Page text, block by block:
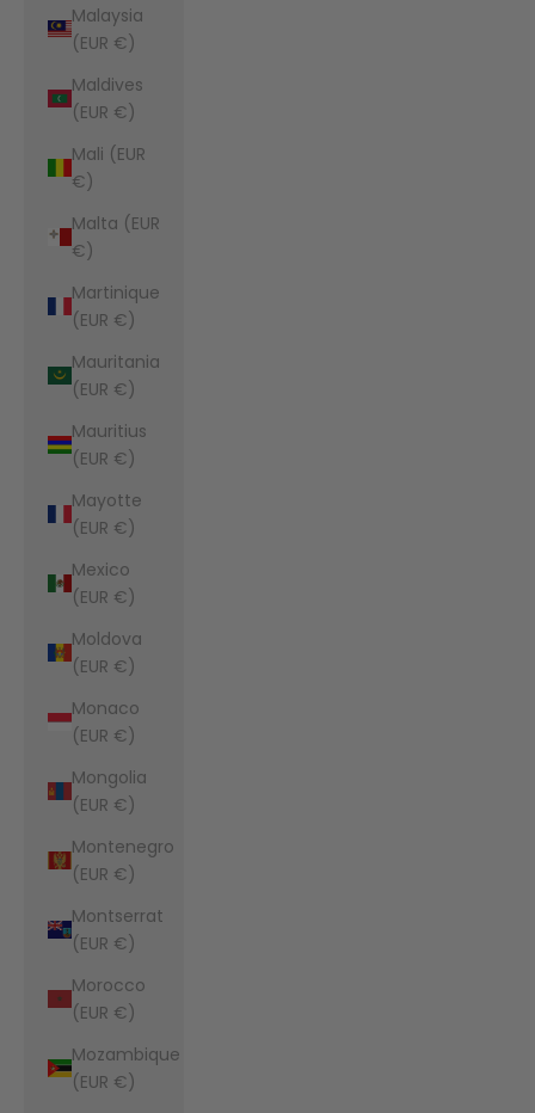
Malaysia
(EUR €)
Maldives
(EUR €)
Mali (EUR
€)
Malta (EUR
€)
Martinique
(EUR €)
Mauritania
(EUR €)
Mauritius
(EUR €)
Mayotte
(EUR €)
Mexico
(EUR €)
Moldova
(EUR €)
Monaco
(EUR €)
Mongolia
(EUR €)
Montenegro
(EUR €)
Montserrat
(EUR €)
Morocco
(EUR €)
Mozambique
(EUR €)